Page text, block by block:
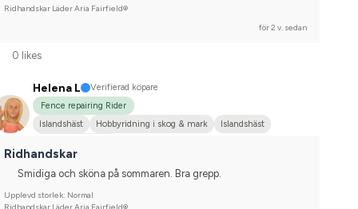
Ridhandskar Läder Aria Fairfield®
för 2 v. sedan
0 likes
Helena L
Verifierad köpare
Fence repairing Rider
Islandshäst
Hobbyridning i skog & mark
Islandshäst
Ridhandskar
Smidiga och sköna på sommaren. Bra grepp.
Upplevd storlek: Normal
Ridhandskar Läder Aria Fairfield®